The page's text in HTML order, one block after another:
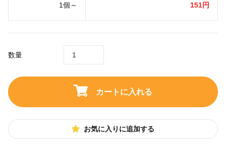
1個～ 151円
数量
カートに入れる
お気に入りに追加する